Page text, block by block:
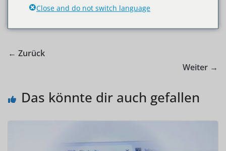
← Zurück
Weiter →
Das könnte dir auch gefallen
Close and do not switch language